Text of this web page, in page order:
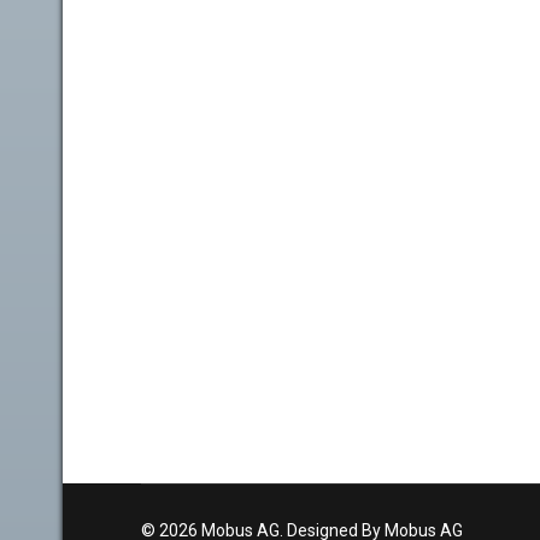
© 2026 Mobus AG. Designed By Mobus AG